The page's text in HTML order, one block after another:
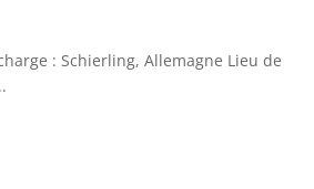
: Schierling, Allemagne Lieu de